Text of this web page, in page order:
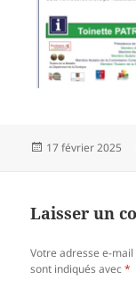
Publié
17 février 2025
Laisser un
Votre adresse e-
sont indiqués avec*